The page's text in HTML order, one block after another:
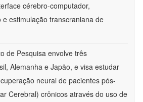
cérebro-computador,
estimulação transcraniana de
de Pesquisa envolve três
Alemanha e Japão, e visa estudar
neural de pacientes pós-
Cerebral) crônicos através do uso de